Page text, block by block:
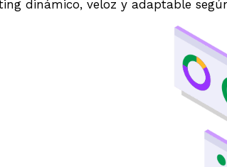
dinámico, veloz y adaptable